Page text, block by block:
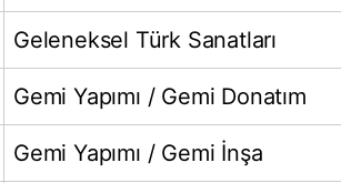
Geleneksel Türk Sanatları
Gemi Yapımı / Gemi Donatım
Gemi Yapımı / Gemi İnşa